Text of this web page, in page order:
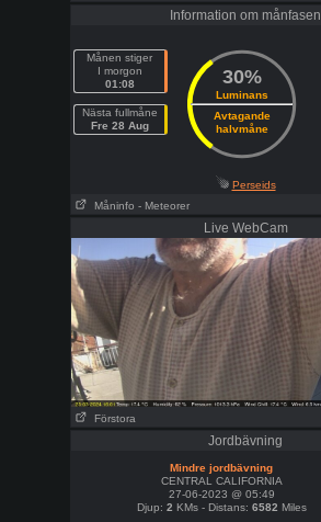
Information om månfasen
Månen stiger
I morgon
01:08
Nästa fullmåne
Fre 28 Aug
30%
Luminans
Avtagande
halvmåne
Perseids
Måninfo - Meteorer
Live WebCam
Förstora
Jordbävning
Mindre jordbävning
CENTRAL CALIFORNIA
27-06-2023 @ 05:49
Djup: 2 KMs - Distans: 6582 Miles